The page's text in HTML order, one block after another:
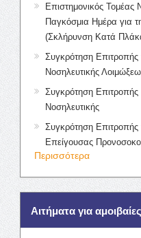
Επιστημονικός
Παγκόσμια Ημέρα για
(Σκλήρυνση Κατά
Συγκρότηση Επιτροπής
Νοσηλευτικής
Συγκρότηση Επιτροπής
Νοσηλευτικής
Συγκρότηση Επιτροπής
Επείγουσας
Περισσότερα
Αιτήματα για